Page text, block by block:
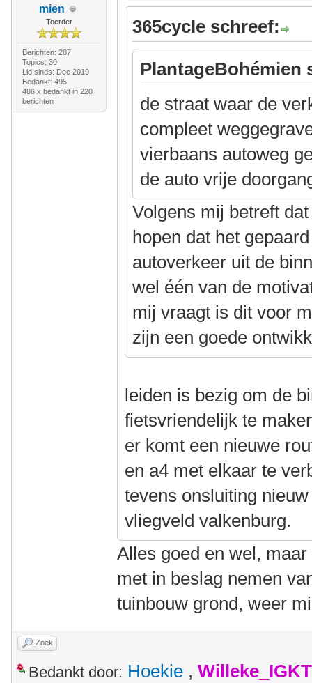
mien
Toerder
Berichten: 287
Topics: 30
Lid sinds: Dec 2019
Bedankt: 495
486 x bedankt in 220
berichten
365cycle schreef:
PlantageBohémien
de straat waar de
compleet
vierbaans autoweg
de auto vrije
Volgens mij betreft
hopen dat het
autoverkeer uit de
wel één van de
mij vraagt is dit voor
zijn een goede
leiden is bezig om de
fietsvriendelijk te
er komt een nieuwe
en a4 met elkaar te
tevens onsluiting
vliegveld valkenburg.
Alles goed en wel,
met in beslag nemen
tuinbouw grond, weer
Zoek
Bedankt door: Hoekie , Willeke_IGKT